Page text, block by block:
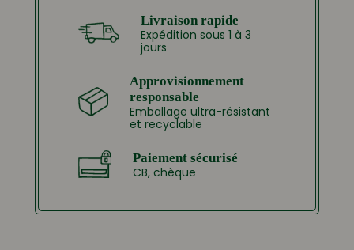
Livraison rapide
Expédition sous 1 à 3
jours
Approvisionnement
responsable
Emballage ultra-résistant
et recyclable
Paiement sécurisé
CB, chèque